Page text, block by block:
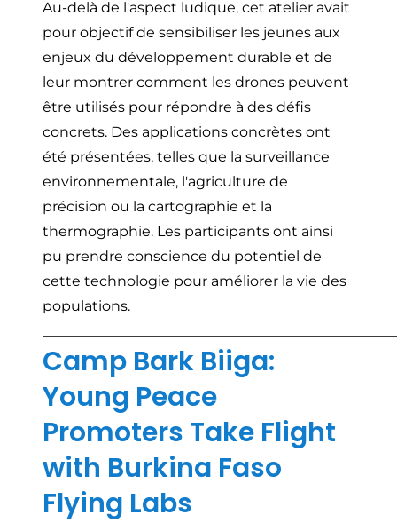
Au-delà de l'aspect ludique, cet atelier avait
pour objectif de sensibiliser les jeunes aux
enjeux du développement durable et de
leur montrer comment les drones peuvent
être utilisés pour répondre à des défis
concrets. Des applications concrètes ont
été présentées, telles que la surveillance
environnementale, l'agriculture de
précision ou la cartographie et la
thermographie. Les participants ont ainsi
pu prendre conscience du potentiel de
cette technologie pour améliorer la vie des
populations.
Camp Bark Biiga:
Young Peace
Promoters Take Flight
with Burkina Faso
Flying Labs